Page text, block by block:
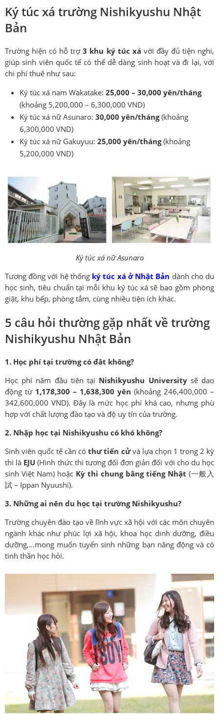
Ký túc xá trường Nishikyushu Nhật
Bản
Trường hiện có hỗ trợ3 khu ký túc xá với đầy đủ tiện nghi,
giúp sinh viên quốc tế có thể dễ dàng sinh hoạt và đi lại, với
chi phí thuê như sau:
Ký túc xá nam Wakatake: 25,000 – 30,000 yên/tháng
(khoảng 5,200,000 – 6,300,000 VND)
Ký túc xá nữ Asunaro: 30,000 yên/tháng(khoảng
6,300,000 VND)
Ký túc xá nữ Gakuyuu: 25,000 yên/tháng(khoảng
5,200,000 VND)
Ký túc xá nữ Asunaro
Tương đồng với hệ thống ký túc xá ở Nhật Bản dành cho du
học sinh, tiêu chuẩn tại mỗi khu ký túc xá sẽ bao gồm phòng
giặt, khu bếp, phòng tắm, cùng nhiều tiện ích khác.
5 câu hỏi thường gặp nhất về trường
Nishikyushu Nhật Bản
1. Học phí tại trường có đắt không?
Học phí năm đầu tiên tại Nishikyushu Universitysẽ dao
động từ 1,178,300 – 1,638,300 yên (khoảng 246,400,000 –
342,600,000 VND). Đây là mức học phí khá cao, nhưng phù
hợp với chất lượng đào tạo và độ uy tín của trường.
2. Nhập học tại Nishikyushu có khó không?
Sinh viên quốc tế cần cóthư tiến cửvà lựa chọn 1 trong 2 kỳ
thi là EJU (Hình thức thi tương đối đơn giản đối với cho du học
sinh Việt Nam) hoặc Kỳ thi chung bằng tiếng Nhật (一般入
試 – Ippan Nyuushi).
3. Những ai nên du học tại trường Nishikyushu?
Trường chuyên đào tạo về lĩnh vực xã hội với các môn chuyên
ngành khác như phúc lợi xã hội, khoa học dinh dưỡng, điều
dưỡng,…mong muốn tuyển sinh những bạn năng động và có
tinh thần học hỏi.